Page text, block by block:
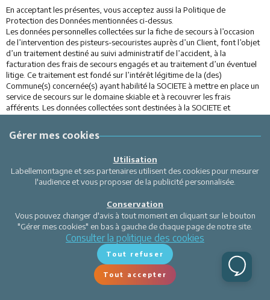
En acceptant les présentes, vous acceptez aussi la Politique de
Protection des Données mentionnées ci-dessus.
Les données personnelles collectées sur la fiche de secours à l’occasion
de l’intervention des pisteurs-secouristes auprès d’un Client, font l’objet
d’un traitement destiné au suivi administratif de l’accident, à la
facturation des frais de secours engagés et au traitement d’un éventuel
litige. Ce traitement est fondé sur l’intérêt légitime de la (des)
Commune(s) concernée(s) ayant habilité la SOCIETE à mettre en place un
service de secours sur le domaine skiable et à recouvrer les frais
afférents. Les données collectées sont destinées à la SOCIETE et
frais de secours, la Gendarmerie (dans le cadre d’une enquête par suite
d’un accident), les assureurs respectifs de la SOCIETE et du Client, et les
sont conservées pendant la durée nécessaire pour atteindre les finalités
susvisées.
Conformément à la Loi Informatique et Libertés, le TITULAIRE d’un TITRE
d’opposition pour motifs légitimes auprès de la Société, en écrivant par
mail à protectiondesdonnees@labellemontagne.com ou à l’adresse
suivante : VAL D’ARLY LABELLEMONTAGNE Le Reguet 381 Avenue de
Savoie 73590 Notre Dame de Bellecombe.
Responsable des traitements : Val d’Arly Labellemontagne Finalités des
traitements : gestion des fichiers de clients et de prospects, billetterie et
contrôle d’accès CNIL N° 1615571
Gérer mes cookies
Utilisation
Labellemontagne et ses partenaires utilisent des cookies pour mesurer
l'audience et vous proposer de la publicité personnalisée.
Conservation
Vous pouvez changer d'avis à tout moment en cliquant sur le bouton
"Gérer mes cookies" en bas à gauche de chaque page de notre site.
Consulter la politique des cookies
Tout refuser
Tout accepter